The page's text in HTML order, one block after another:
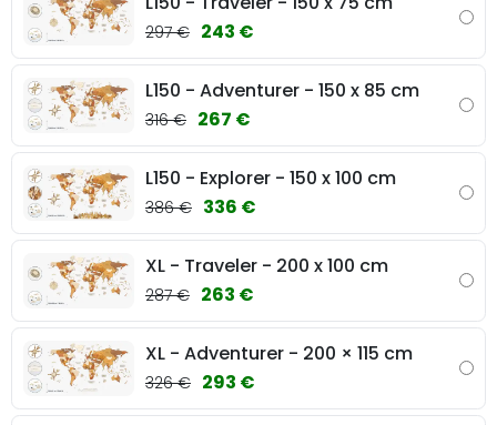
297 € 243 €
L150 - Adventurer - 150 x 85 cm
316 € 267 €
L150 - Explorer - 150 x 100 cm
386 € 336 €
XL - Traveler - 200 x 100 cm
287 € 263 €
XL - Adventurer - 200 × 115 cm
326 € 293 €